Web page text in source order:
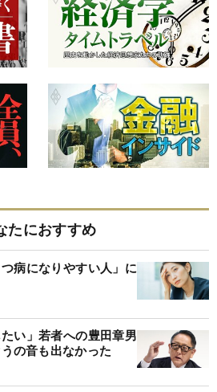
たにおすすめ
病になりやすい人」に
い」若者への豊田章男
の音も出なかった